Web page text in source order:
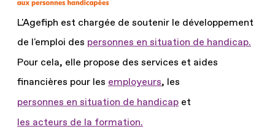
L'Agefiph est chargée de soutenir le développement
de l'emploi des personnes en situation de handicap.
Pour cela, elle propose des services et aides
financières pour les employeurs, les
personnes en situation de handicap et
les acteurs de la formation.